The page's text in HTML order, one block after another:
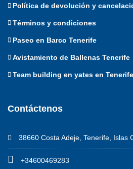
Política de devolución y
Términos y condiciones
Paseo en Barco Tenerife
Avistamiento de Ballenas Tenerife
Team building en yates en Tenerife
Contáctenos
38660 Costa Adeje, Tenerife, Islas
+34600469283